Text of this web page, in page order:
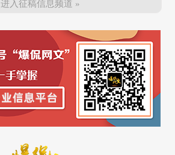
进入征稿信息频道 »